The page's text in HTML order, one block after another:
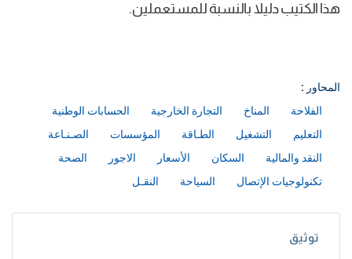
هذا الكتيب دليلا بالنسبة للمستعملين.
المحاور :
الفلاحة
المناخ التجارة الخارجية
الحسابات الوطنية
التعليم
التشغيل الطـاقة المؤسسات
الصـنـاعة
النقد والمالية
السكان الأسعار الاجور
الصحة
تكنولوجيات الإتصال
السياحة النقـل
توثيق